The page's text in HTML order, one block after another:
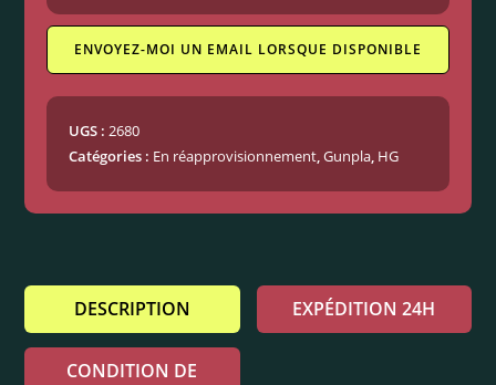
ENVOYEZ-MOI UN EMAIL LORSQUE DISPONIBLE
UGS :2680
Catégories : En réapprovisionnement,Gunpla, HG
DESCRIPTION EXPÉDITION 24H
CONDITION DE